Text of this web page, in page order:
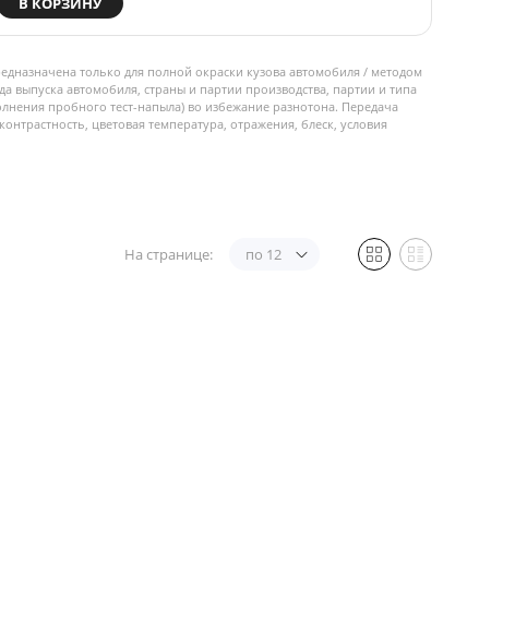
только для полной окраски кузова автомобиля / методом
выпуска автомобиля, страны и партии производства, партии и типа
пробного тест-напыла) во избежание разнотона. Передача
цветовая температура, отражения, блеск, условия
На странице: по 12